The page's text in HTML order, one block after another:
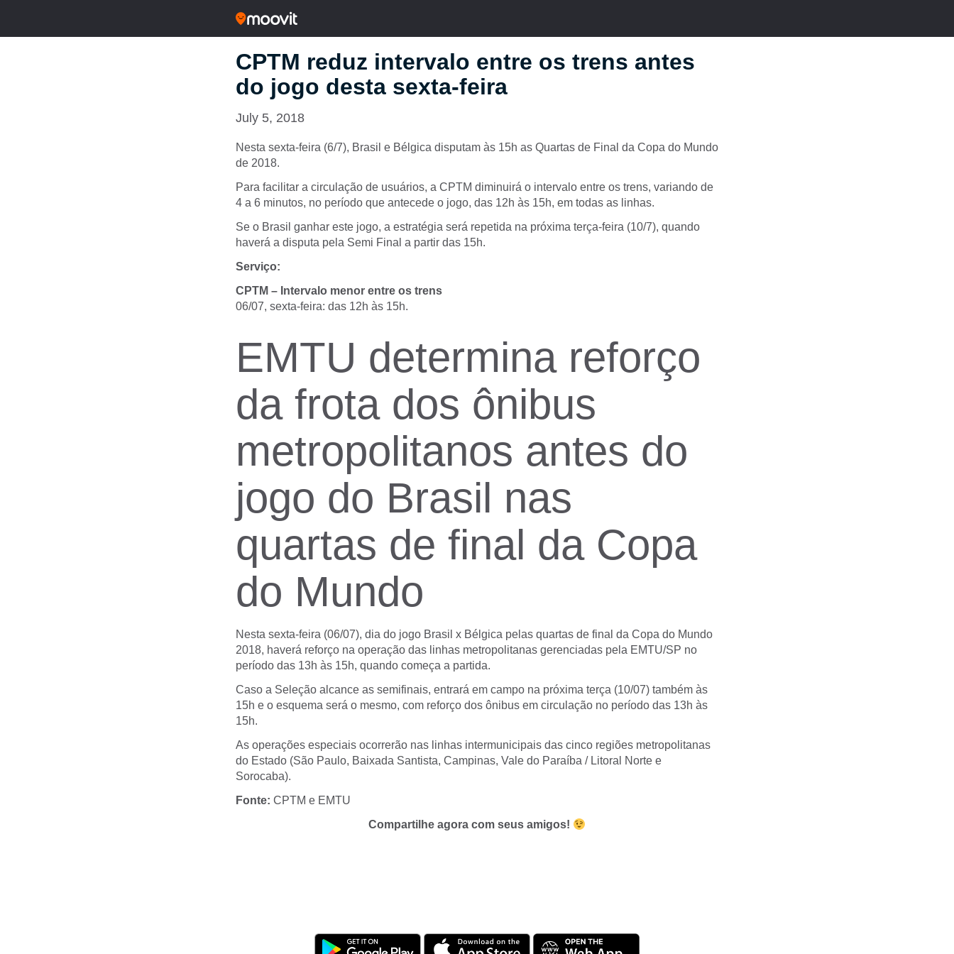
CPTM reduz intervalo entre os trens antes
do jogo desta sexta-feira
July 5, 2018
Nesta sexta-feira (6/7), Brasil e Bélgica disputam às 15h as Quartas de Final da Copa do Mundo
de 2018.
Para facilitar a circulação de usuários, a CPTM diminuirá o intervalo entre os trens, variando de
4 a 6 minutos, no período que antecede o jogo, das 12h às 15h, em todas as linhas.
Se o Brasil ganhar este jogo, a estratégia será repetida na próxima terça-feira (10/7), quando
haverá a disputa pela Semi Final a partir das 15h.
Serviço:
CPTM – Intervalo menor entre os trens
06/07, sexta-feira: das 12h às 15h.​
EMTU determina reforço
da frota dos ônibus
metropolitanos antes do
jogo do Brasil nas
quartas de final da Copa
do Mundo
Nesta sexta-feira (06/07), dia do jogo Brasil x Bélgica pelas quartas de final da Copa do Mundo
2018, haverá reforço na operação das linhas metropolitanas gerenciadas pela EMTU/SP no
período das 13h às 15h, quando começa a partida.
Caso a Seleção alcance as semifinais, entrará em campo na próxima terça (10/07) também às
15h e o esquema será o mesmo, com reforço dos ônibus em circulação no período das 13h às
15h.
As operações especiais ocorrerão nas linhas intermunicipais das cinco regiões metropolitanas
do Estado (São Paulo, Baixada Santista, Campinas, Vale do Paraíba / Litoral Norte e
Sorocaba).
Fonte: CPTM e EMTU
Compartilhe agora com seus amigos!